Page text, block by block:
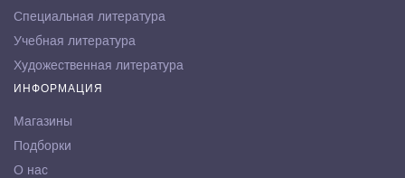
Специальная литература
Учебная литература
Художественная литература
ИНФОРМАЦИЯ
Магазины
Подборки
О нас